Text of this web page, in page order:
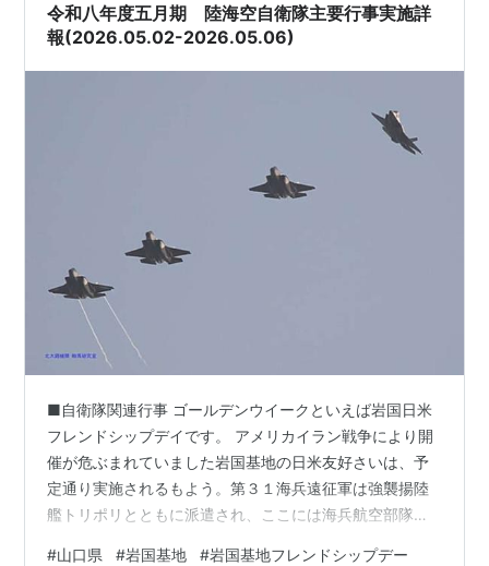
令和八年度五月期 陸海空自衛隊主要行事実施詳
報(2026.05.02-2026.05.06)
■自衛隊関連行事 ゴールデンウイークといえば岩国日米
フレンドシップデイです。 アメリカイラン戦争により開
催が危ぶまれていました岩国基地の日米友好さいは、予
定通り実施されるもよう。第３１海兵遠征軍は強襲揚陸
艦トリポリとともに派遣され、ここには海兵航空部隊、
#山口県 #岩国基地 #岩国基地フレンドシップデー